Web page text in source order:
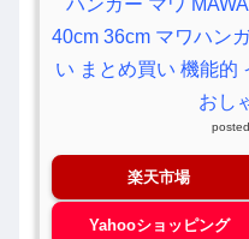
40cm 36cm マワハン
い まとめ買い 機能的
おし
楽天市場
Yahooショッピング